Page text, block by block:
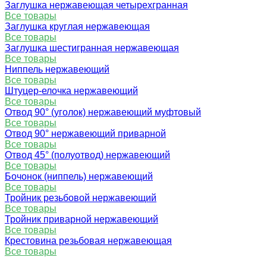
Заглушка нержавеющая четырехгранная
Все товары
Заглушка круглая нержавеющая
Все товары
Заглушка шестигранная нержавеющая
Все товары
Ниппель нержавеющий
Все товары
Штуцер-елочка нержавеющий
Все товары
Отвод 90° (уголок) нержавеющий муфтовый
Все товары
Отвод 90° нержавеющий приварной
Все товары
Отвод 45° (полуотвод) нержавеющий
Все товары
Бочонок (ниппель) нержавеющий
Все товары
Тройник резьбовой нержавеющий
Все товары
Тройник приварной нержавеющий
Все товары
Крестовина резьбовая нержавеющая
Все товары